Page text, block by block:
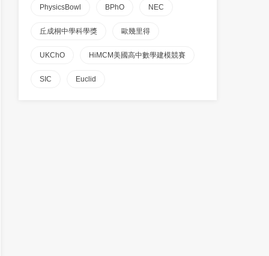
PhysicsBowl BPhO NEC
丘成桐中學科學獎 歐幾里得
UKChO HiMCM美國高中數學建模競賽
SIC Euclid